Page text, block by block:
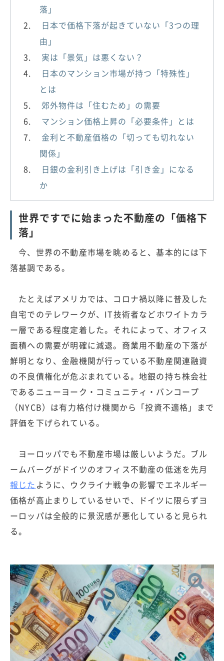
落」
日本で価格下落が起きていない「3つの理
由」
実は「景気」は悪くない？
日本のマンション市場が持つ「特殊性」
とは
郊外物件は「住むため」の需要
マンション価格上昇の「必要条件」とは
金利と不動産価格の「切っても切れない
関係」
日銀の金利引き上げは「引き金」になる
か
世界ですでに始まった不動産の「価格下
落」
今、世界の不動産市場を眺めると、基本的には下
落基調である。
たとえばアメリカでは、コロナ禍以降に普及した
自宅でのテレワークが、IT技術者などホワイトカラ
ー層である程度定着した。それによって、オフィス
面積への需要が明確に減退。商業用不動産の下落が
鮮明となり、金融機関が行っている不動産関連融資
の不良債権化が危ぶまれている。地銀の持ち株会社
であるニューヨーク・コミュニティ・バンコープ
（NYCB）は有力格付け機関から「投資不適格」まで
評価を下げられている。
ヨーロッパでも不動産市場は厳しいようだ。ブル
ームバーグがドイツのオフィス不動産の低迷を先月
報じた ように、ウクライナ戦争の影響でエネルギー
価格が高止まりしているせいで、ドイツに限らずヨ
ーロッパは全般的に景況感が悪化していると見られ
る。